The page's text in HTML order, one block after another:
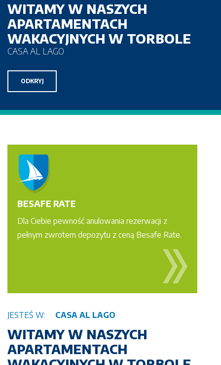
WITAMY W NASZYCH
APARTAMENTACH
WAKACYJNYCH W TORBOLE
CASA AL LAGO
ODKRYJ
BESAFE RATE
Dla Ciebie pewność anulowania rezerwacji z
pełnym zwrotem depozytu z ceną Besafe Rate.
JESTEŚ W: CASA AL LAGO
WITAMY W NASZYCH
APARTAMENTACH